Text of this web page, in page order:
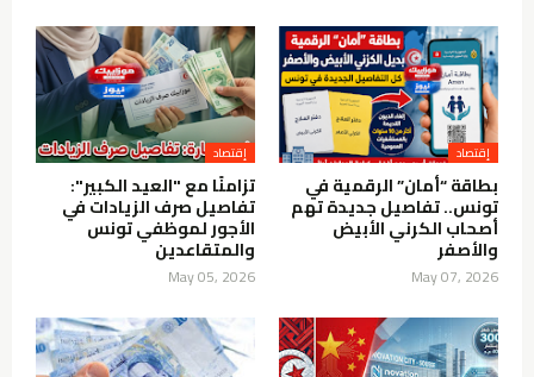
إقتصاد
بطاقة “أمان” الرقمية في
تونس.. تفاصيل جديدة تهم
أصحاب الكرني الأبيض
والأصفر
May 07, 2026
إقتصاد
تزامنًا مع "العيد الكبير":
تفاصيل صرف الزيادات في
الأجور لموظفي تونس
والمتقاعدين
May 05, 2026